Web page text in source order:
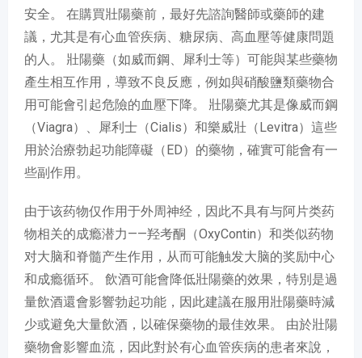
安全。 在購買壯陽藥前，最好先諮詢醫師或藥師的建
議，尤其是有心血管疾病、糖尿病、高血壓等健康問題
的人。 壯陽藥（如威而鋼、犀利士等）可能與某些藥物
產生相互作用，導致不良反應，例如與硝酸鹽類藥物合
用可能會引起危險的血壓下降。 壯陽藥尤其是像威而鋼
（Viagra）、犀利士（Cialis）和樂威壯（Levitra）這些
用於治療勃起功能障礙（ED）的藥物，確實可能會有一
些副作用。
由于该药物仅作用于外周神经，因此不具有与阿片类药
物相关的成瘾潜力——羟考酮（OxyContin）和类似药物
对大脑和脊髓产生作用，从而可能触发大脑的奖励中心
和成瘾循环。 飲酒可能會降低壯陽藥的效果，特別是過
量飲酒還會影響勃起功能，因此建議在服用壯陽藥時減
少或避免大量飲酒，以確保藥物的最佳效果。 由於壯陽
藥物會影響血流，因此對於有心血管疾病的患者來說，